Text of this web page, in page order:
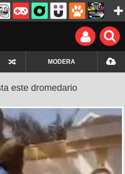
MODERA
este dromedario